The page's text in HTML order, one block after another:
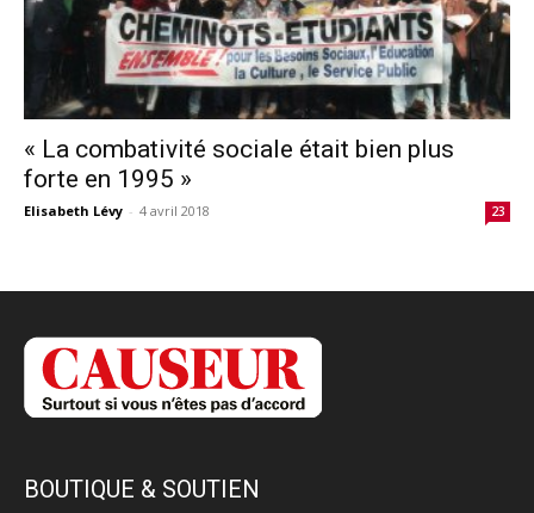
« La combativité sociale était bien plus
forte en 1995 »
Elisabeth Lévy - 4 avril 2018 23
BOUTIQUE & SOUTIEN